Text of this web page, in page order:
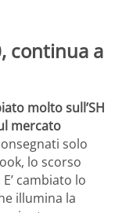
continua a
molto sull’SH
mercato
solo
lo scorso
cambiato lo
illumina la